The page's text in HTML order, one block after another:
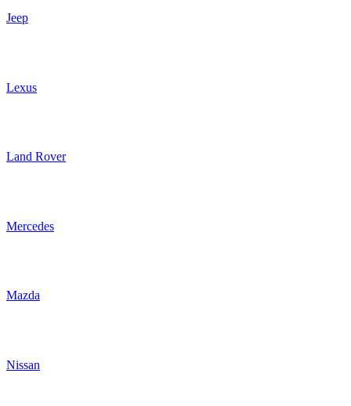
Jeep
Lexus
Land Rover
Mercedes
Mazda
Nissan